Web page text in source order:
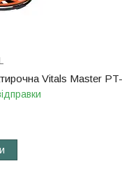
Vitals Master PT-